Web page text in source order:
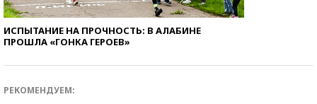
ИСПЫТАНИЕ НА ПРОЧНОСТЬ: В АЛАБИНЕ
ПРОШЛА «ГОНКА ГЕРОЕВ»
РЕКОМЕНДУЕМ: